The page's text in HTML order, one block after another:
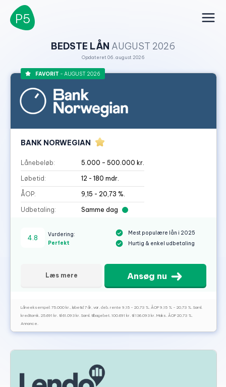
P5
BEDSTE LÅN AUGUST 2026
Opdateret 06. august 2026
FAVORIT - AUGUST 2026
BANK NORWEGIAN
Lånebeløb: 5.000 – 500.000 kr.
Løbetid: 12 - 180 mdr.
ÅOP: 9,15 - 20,73 %.
Udbetaling: Samme dag
Mest populære lån i 2025
Hurtig & enkel udbetaling
4.8
Vurdering:
Perfekt
Ansøg nu
Læs mere
Låneeksempel: 75.000 kr., løbetid 7 år, var. deb. rente 9,15 - 20,73 %. ÅOP 9,15 % - 20,73 %. Saml.
kreditomk. 25.691 kr. til 61.093 kr. Saml. tilbagebet. 100.691 kr. til 136.093 kr. Maks. ÅOP 20,73 %.
Annonce.